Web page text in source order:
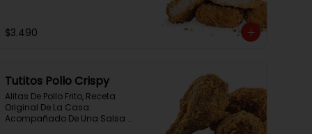
$3.490
Tutitos Pollo Crispy
Alitas De Pollo Frito, Receta
Original De La Casa.
Acompañado De Una Salsa